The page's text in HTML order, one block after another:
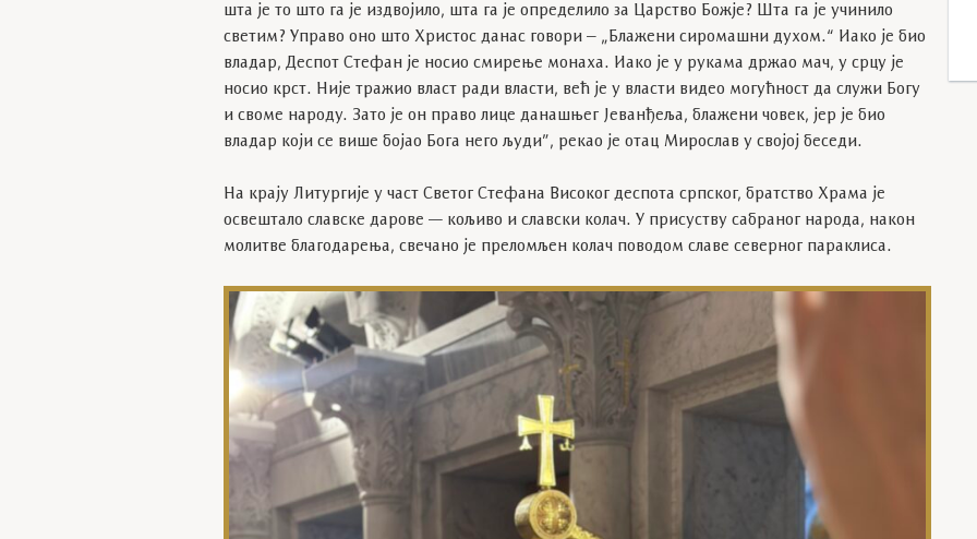
шта је то што га је издвојило, шта га је определило за Царство Божје? Шта га је учинило
светим? Управо оно што Христос данас говори – „Блажени сиромашни духом.“ Иако је био
владар, Деспот Стефан је носио смирење монаха. Иако је у рукама држао мач, у срцу је
носио крст. Није тражио власт ради власти, већ је у власти видео могућност да служи Богу
и своме народу. Зато је он право лице данашњег Јеванђеља, блажени човек, јер је био
владар који се више бојао Бога него људи”, рекао је отац Мирослав у својој беседи.
На крају Литургије у част Светог Стефана Високог деспота српског, братство Храма је
освештало славске дарове — кољиво и славски колач. У присуству сабраног народа, након
молитве благодарења, свечано је преломљен колач поводом славе северног параклиса.